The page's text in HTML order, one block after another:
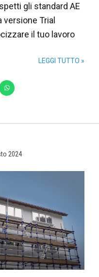
gli standard AE
versione Trial
il tuo lavoro
LEGGI TUTTO »
2024